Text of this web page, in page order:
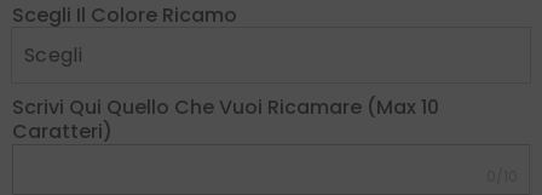
Scegli Il Colore Ricamo
Scrivi Qui Quello Che Vuoi Ricamare (max 10
Caratteri)